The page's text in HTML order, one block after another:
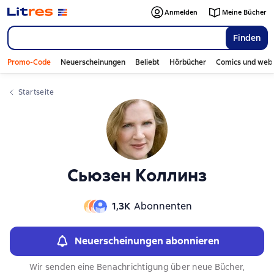
Finden
Anmelden Meine Bücher
Promo-Code Neuerscheinungen Beliebt Hörbücher Comics und
Startseite
Сьюзен Коллинз
1,3К Abonnenten
Neuerscheinungen abonnieren
Wir senden eine Benachrichtigung über neue Bücher,
Слайдер с книгами
Слайдер с книгами